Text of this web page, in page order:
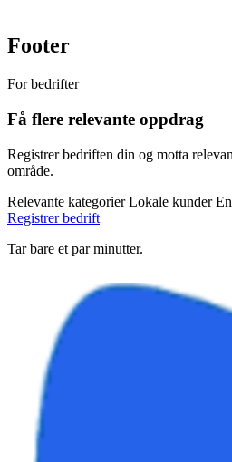
Footer
For bedrifter
Få flere relevante oppdrag
Registrer bedriften din og motta
område.
Relevante kategorierLokale kunder
Registrer bedrift
Tar bare et par minutter.